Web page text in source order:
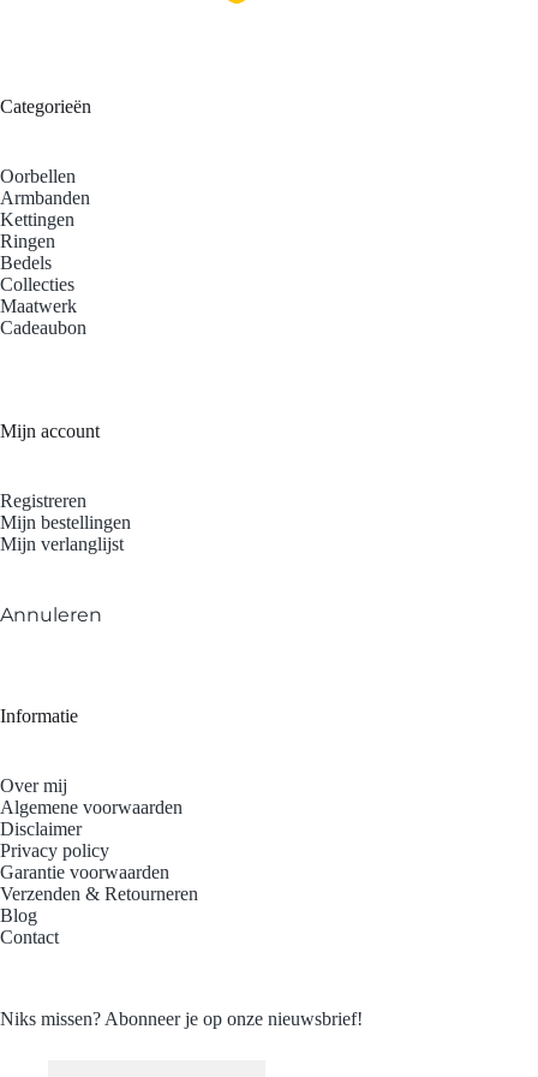
Categorieën
Oorbellen
Armbanden
Kettingen
Ringen
Bedels
Collecties
Maatwerk
Cadeaubon
Mijn account
Registreren
Mijn bestellingen
Mijn verlanglijst
Annuleren
Informatie
Over mij
Algemene voorwaarden
Disclaimer
Privacy policy
Garantie voorwaarden
Verzenden & Retourneren
Blog
Contact
Niks missen? Abonneer je op onze nieuwsbrief!